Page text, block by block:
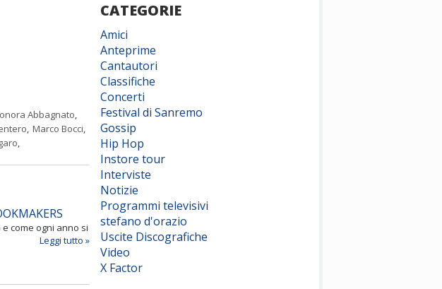
Abbagnato,
, Marco Bocci,
,
come ogni anno si
Leggi tutto »
CATEGORIE
Amici
Anteprime
Cantautori
Classifiche
Concerti
Festival di Sanremo
Gossip
Hip Hop
Instore tour
Interviste
Notizie
Programmi televisivi
stefano d'orazio
Uscite Discografiche
Video
X Factor